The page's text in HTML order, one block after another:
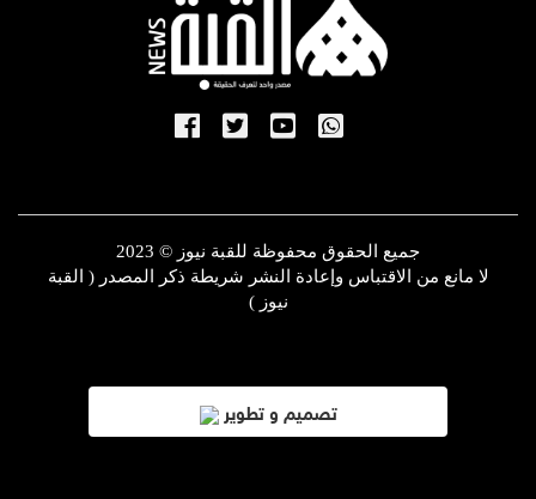
جميع الحقوق محفوظة للقبة نيوز © 2023
لا مانع من الاقتباس وإعادة النشر شريطة ذكر المصدر ( القبة
نيوز )
تصميم و تطوير